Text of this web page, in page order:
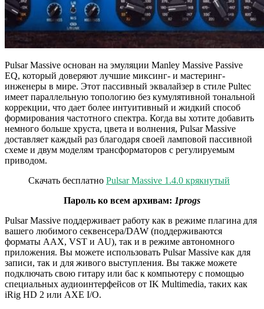
Pulsar Massive основан на эмуляции Manley Massive Passive
EQ, который доверяют лучшие миксинг- и мастеринг-
инженеры в мире. Этот пассивный эквалайзер в стиле Pultec
имеет параллельную топологию без кумулятивной тональной
коррекции, что дает более интуитивный и жидкий способ
формирования частотного спектра. Когда вы хотите добавить
немного больше хруста, цвета и волнения, Pulsar Massive
доставляет каждый раз благодаря своей ламповой пассивной
схеме и двум моделям трансформаторов с регулируемым
приводом.
Скачать бесплатно Pulsar Massive 1.4.0 крякнутый
Пароль ко всем архивам: 1progs
Pulsar Massive поддерживает работу как в режиме плагина для
вашего любимого секвенсера/DAW (поддерживаются
форматы AAX, VST и AU), так и в режиме автономного
приложения. Вы можете использовать Pulsar Massive как для
записи, так и для живого выступления. Вы также можете
подключать свою гитару или бас к компьютеру с помощью
специальных аудиоинтерфейсов от IK Multimedia, таких как
iRig HD 2 или AXE I/O.